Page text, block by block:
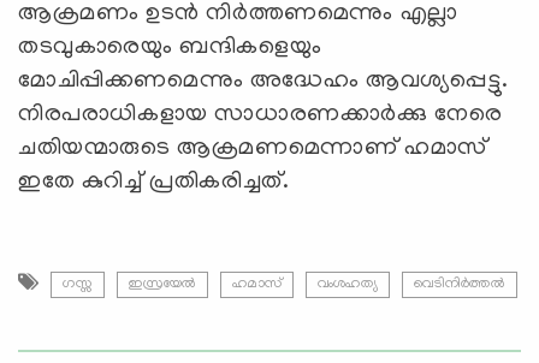
ആക്രമണം ഉടന്‍ നിര്‍ത്തണമെന്നും എല്ലാ
തടവുകാരെയും ബന്ദികളെയും
മോചിപ്പിക്കണമെന്നും അദ്ധേഹം ആവശ്യപ്പെട്ടു.
നിരപരാധികളായ സാധാരണക്കാര്‍ക്കു നേരെ
ചതിയന്മാരുടെ ആക്രമണമെന്നാണ് ഹമാസ്
ഇതേ കുറിച്ച് പ്രതികരിച്ചത്.
ഗസ്സ ഇസ്രയേല്‍ ഹമാസ് വംശഹത്യ വെടിനിര്‍ത്തല്‍